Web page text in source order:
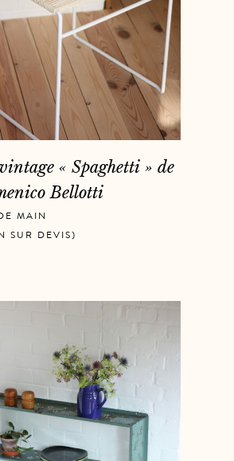
« Spaghetti » de
Bellotti
MAIN
SUR DEVIS)